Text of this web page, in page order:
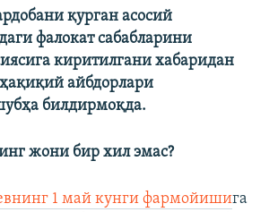
қурган асосий
фалокат сабабларини
киритилгани хабаридан
айбдорлари
билдирмоқда.
жони бир хил эмас?
1 май кунги фармойишига